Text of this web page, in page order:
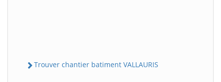
Trouver chantier batiment VALLAURIS